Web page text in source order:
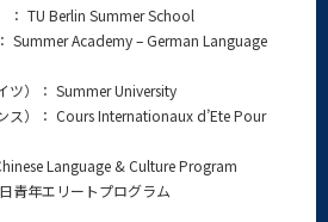
： TU Berlin Summer School
Summer Academy – German Language
ツ）： Summer University
ス）： Cours Internationaux d’Ete Pour
Language & Culture Program
青年エリートプログラム